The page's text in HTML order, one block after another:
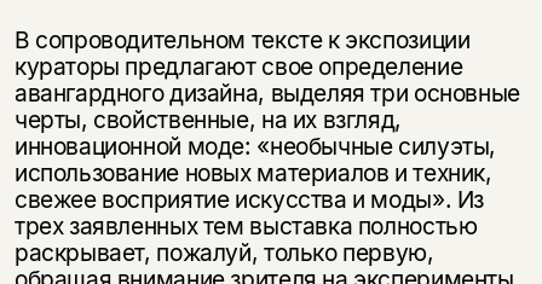
В сопроводительном тексте к экспозиции
кураторы предлагают свое определение
авангардного дизайна, выделяя три основные
черты, свойственные, на их взгляд,
инновационной моде: «необычные силуэты,
использование новых материалов и техник,
свежее восприятие искусства и моды». Из
трех заявленных тем выставка полностью
раскрывает, пожалуй, только первую,